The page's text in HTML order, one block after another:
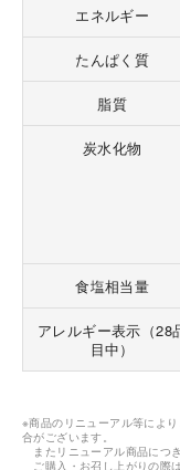
エネルギー
たんぱく質
脂質
炭水化物
食塩相当量
アレルギー表示（28
目中）
※商品のリニューアル等によ
合がございます。
またリニューアル商品につ
ご購入・お召し上がりの際